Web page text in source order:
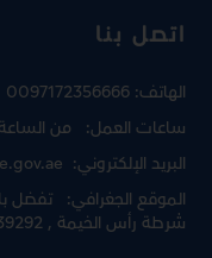
اتصل بنا
الهاتف:0097172356666
ساعات العمل: من الساعة 7:30 صباحا إلى الساعة 3:30 بعد الظهر
البريد الإلكتروني:rakpolice@rakpolice.gov.ae
الموقع الجغرافي: تفضل
شرطة رأس الخيمة, 25.739292, 55.895047